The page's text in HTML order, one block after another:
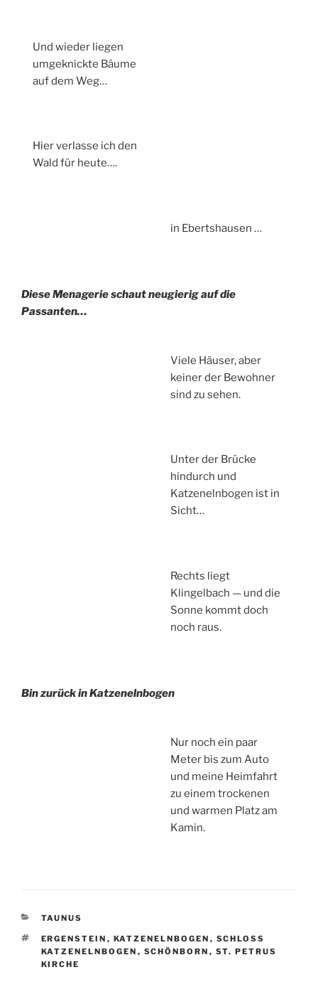
Und wieder liegen
umgeknickte Bäume
auf dem Weg…
Hier verlasse ich den
Wald für heute….
in Ebertshausen …
Diese Menagerie schaut neugierig auf die
Passanten…
Viele Häuser, aber
keiner der Bewohner
sind zu sehen.
Unter der Brücke
hindurch und
Katzenelnbogen ist in
Sicht…
Rechts liegt
Klingelbach — und die
Sonne kommt doch
noch raus.
Bin zurück in Katzenelnbogen
Nur noch ein paar
Meter bis zum Auto
und meine Heimfahrt
zu einem trockenen
und warmen Platz am
Kamin.
KATEGORIEN
TAUNUS
SCHLAGWÖRTER
ERGENSTEIN , KATZENELNBOGEN , SCHLOSS
KATZENELNBOGEN , SCHÖNBORN , ST. PETRUS
KIRCHE